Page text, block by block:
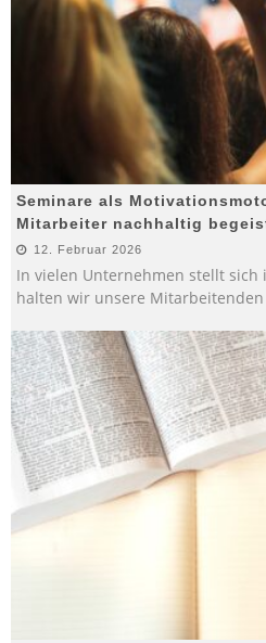
Seminare als
Mitarbeiter nachhaltig
12. Februar 2026
In vielen Unternehmen stellt sich
halten wir unsere